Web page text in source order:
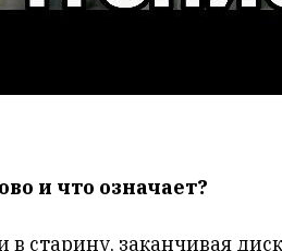
и что означает?
в старину, заканчивая